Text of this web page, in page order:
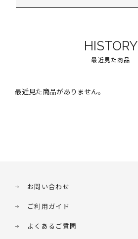
HISTORY
最近見た商品
最近見た商品がありません。
お問い合わせ
ご利用ガイド
よくあるご質問